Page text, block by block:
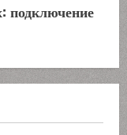
подключение